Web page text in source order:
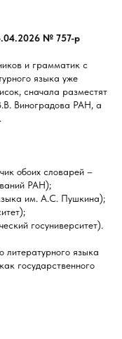
№ 757-р
и грамматик с
языка уже
сначала разместят
Виноградова РАН, а
обоих словарей –
РАН);
им. А.С. Пушкина);
госуниверситет).
языка
государственного